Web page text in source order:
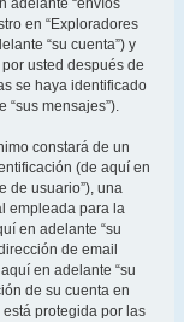
adelante “envíos
en “Exploradores
“su cuenta”) y
usted después de
se haya identificado
“sus mensajes”).
constará de un
(de aquí en
de usuario”), una
empleada para la
en adelante “su
de email
en adelante “su
de su cuenta en
está protegida por las